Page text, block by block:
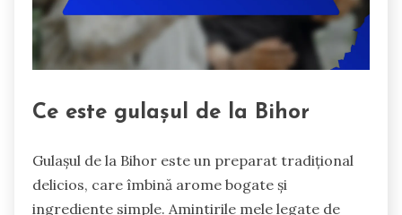
Ce este gulașul de la Bihor
Gulașul de la Bihor este un preparat tradițional
delicios, care îmbină arome bogate și
ingrediente simple. Amintirile mele legate de